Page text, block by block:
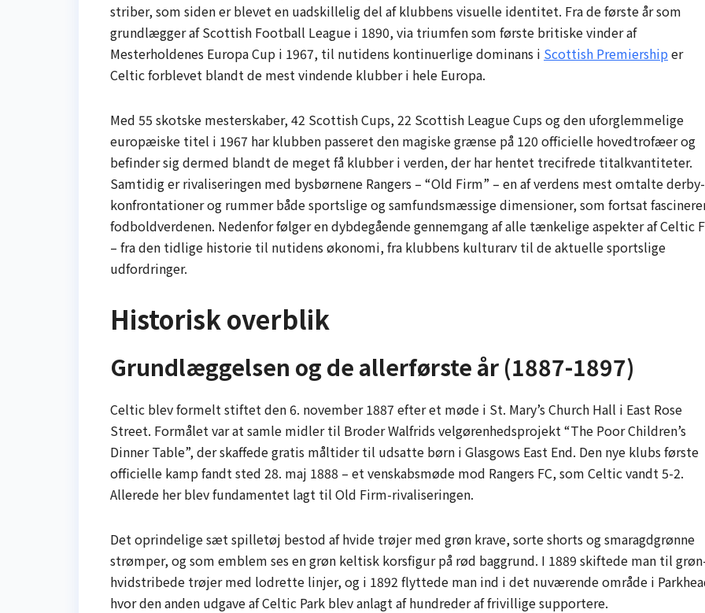
striber, som siden er blevet en uadskillelig del af klubbens visuelle identitet. Fra de første år som
grundlægger af Scottish Football League i 1890, via triumfen som første britiske vinder af
Mesterholdenes Europa Cup i 1967, til nutidens kontinuerlige dominans i Scottish Premiershiper
Celtic forblevet blandt de mest vindende klubber i hele Europa.
Med 55 skotske mesterskaber, 42 Scottish Cups, 22 Scottish League Cups og den uforglemmelige
europæiske titel i 1967 har klubben passeret den magiske grænse på 120 officielle hovedtrofæer og
befinder sig dermed blandt de meget få klubber i verden, der har hentet trecifrede titalkvantiteter.
Samtidig er rivaliseringen med bysbørnene Rangers – “Old Firm” – en af verdens mest omtalte derby-
konfrontationer og rummer både sportslige og samfundsmæssige dimensioner, som fortsat
fodboldverdenen. Nedenfor følger en dybdegående gennemgang af alle tænkelige aspekter af Celtic
– fra den tidlige historie til nutidens økonomi, fra klubbens kulturarv til de aktuelle sportslige
udfordringer.
Historisk overblik
Grundlæggelsen og de allerførste år (1887-1897)
Celtic blev formelt stiftet den 6. november 1887 efter et møde i St. Mary’s Church Hall i East Rose
Street. Formålet var at samle midler til Broder Walfrids velgørenhedsprojekt “The Poor Children’s
Dinner Table”, der skaffede gratis måltider til udsatte børn i Glasgows East End. Den nye klubs første
officielle kamp fandt sted 28. maj 1888 – et venskabsmøde mod Rangers FC, som Celtic vandt 5-2.
Allerede her blev fundamentet lagt til Old Firm-rivaliseringen.
Det oprindelige sæt spilletøj bestod af hvide trøjer med grøn krave, sorte shorts og smaragdgrønne
strømper, og som emblem ses en grøn keltisk korsfigur på rød baggrund. I 1889 skiftede man til
hvidstribede trøjer med lodrette linjer, og i 1892 flyttede man ind i det nuværende område i
hvor den anden udgave af Celtic Park blev anlagt af hundreder af frivillige supportere.